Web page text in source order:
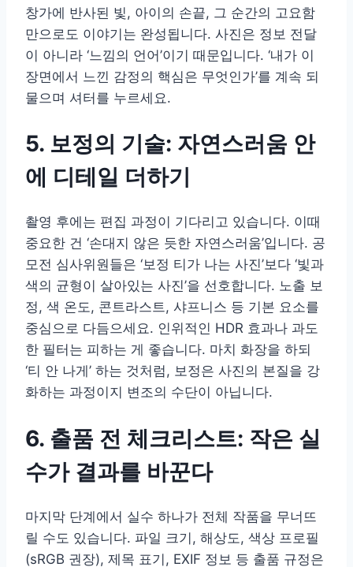
창가에 반사된 빛, 아이의 손끝, 그 순간의 고요함
만으로도 이야기는 완성됩니다. 사진은 정보 전달
이 아니라 ‘느낌의 언어’이기 때문입니다. ‘내가 이
장면에서 느낀 감정의 핵심은 무엇인가’를 계속 되
물으며 셔터를 누르세요.
5. 보정의 기술: 자연스러움 안
에 디테일 더하기
촬영 후에는 편집 과정이 기다리고 있습니다. 이때
중요한 건 ‘손대지 않은 듯한 자연스러움’입니다. 공
모전 심사위원들은 ‘보정 티가 나는 사진’보다 ‘빛과
색의 균형이 살아있는 사진’을 선호합니다. 노출 보
정, 색 온도, 콘트라스트, 샤프니스 등 기본 요소를
중심으로 다듬으세요. 인위적인 HDR 효과나 과도
한 필터는 피하는 게 좋습니다. 마치 화장을 하되
‘티 안 나게’ 하는 것처럼, 보정은 사진의 본질을 강
화하는 과정이지 변조의 수단이 아닙니다.
6. 출품 전 체크리스트: 작은 실
수가 결과를 바꾼다
마지막 단계에서 실수 하나가 전체 작품을 무너뜨
릴 수도 있습니다. 파일 크기, 해상도, 색상 프로필
(sRGB 권장), 제목 표기, EXIF 정보 등 출품 규정은